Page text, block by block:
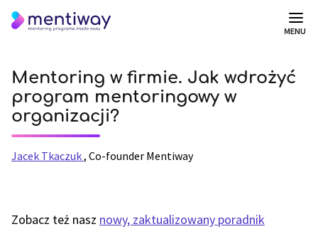
MENU
Mentoring w firmie. Jak wdrożyć
program mentoringowy w
organizacji?
Jacek Tkaczuk, Co-founder Mentiway
Zobacz też nasz nowy, zaktualizowany poradnik